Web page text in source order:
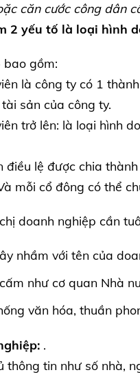
căn cước công dân
2 yếu tố là loại hình
bao gồm:
là công ty có 1
sản của công ty.
trở lên: là loại hình
điều lệ được chia
mỗi cổ đông có thể
doanh nghiệp cần
nhầm với tên của
như cơ quan Nhà
văn hóa, thuần
.
tin như số nhà,